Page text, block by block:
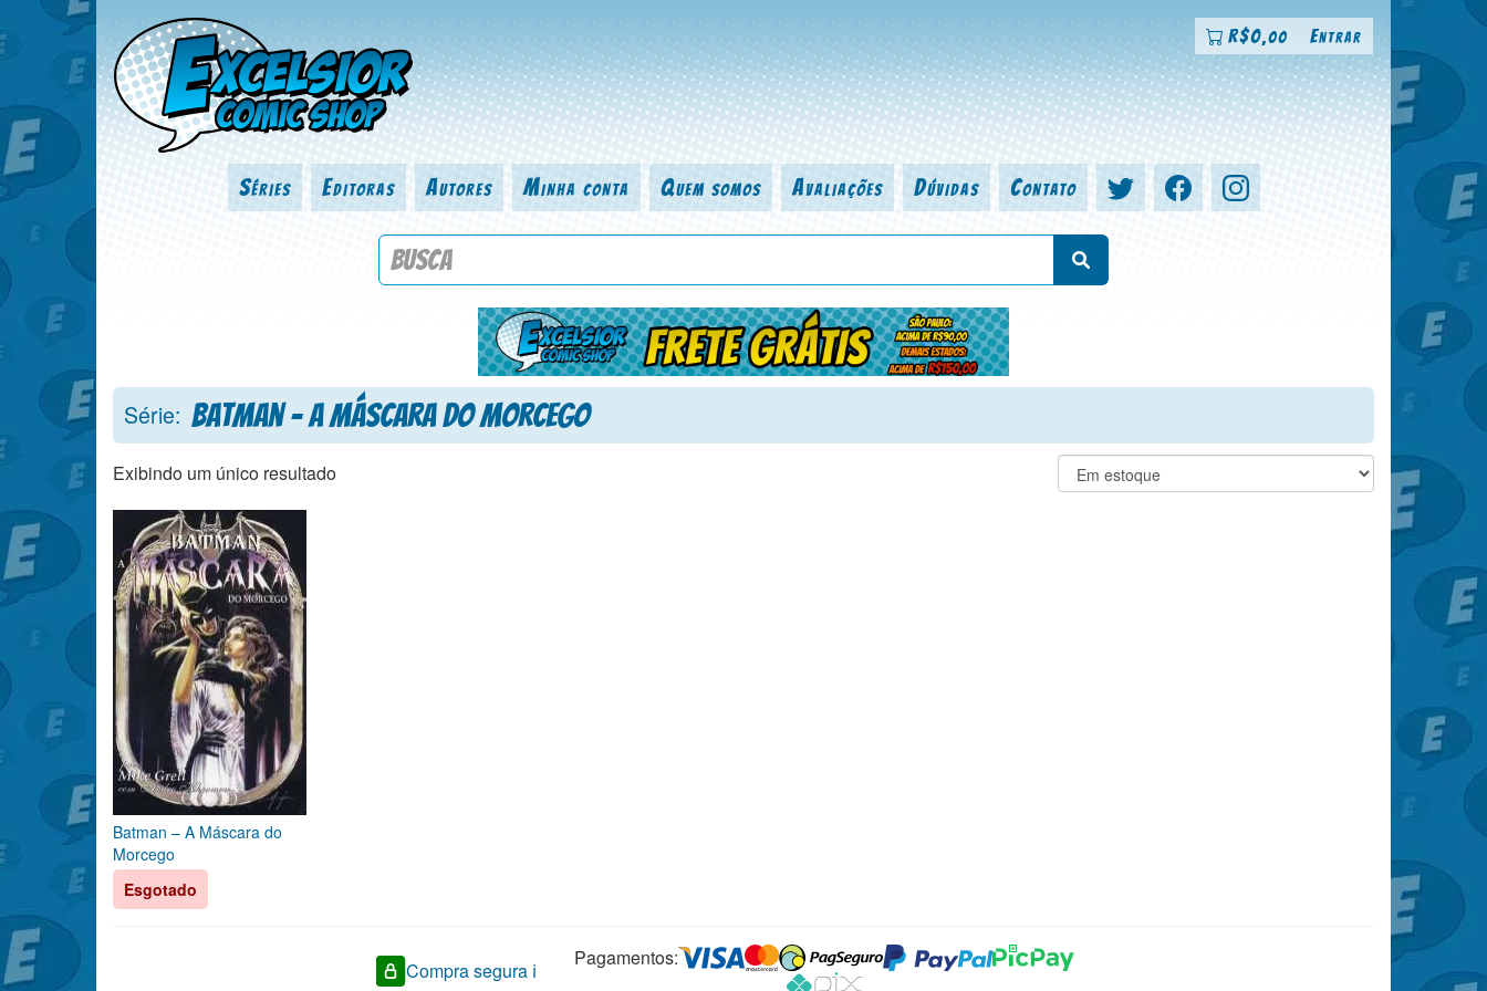
R$0,00 Entrar
Séries Editoras Autores Minha conta Quem somos Avaliações Dúvidas Contato
Procure por título da revista, personagem, série, escritor, desenhista, arte-finalista, colorista
Série: Batman - A Máscara do Morcego
Exibindo um único resultado
Batman – A Máscara do
Morcego
Esgotado
Compra segura ℹ️
Pagamentos: